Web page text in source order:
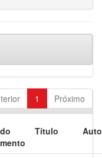
1 Próximo
Título